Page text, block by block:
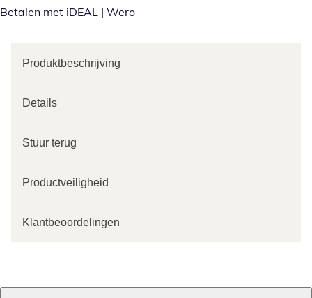
Betalen met iDEAL | Wero
Produktbeschrijving
Details
Stuur terug
Productveiligheid
Klantbeoordelingen